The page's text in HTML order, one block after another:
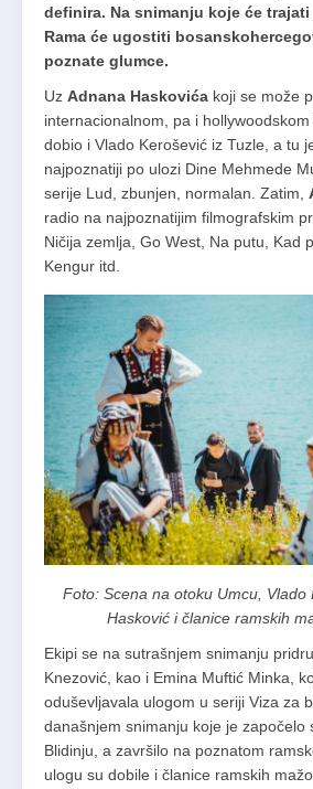
definira. Na snimanju koje će
Rama će ugostiti
poznate glumce.
Uz Adnana Haskovića koji se može
internacionalnom, pa i
dobio i Vlado Kerošević iz Tuzle, a tu
najpoznatiji po ulozi Dine Mehmede
serije Lud, zbunjen, normalan. Zatim,
radio na najpoznatijim filmografskim
Ničija zemlja, Go West, Na putu, Kad
Kengur itd.
Foto: Scena na otoku Umcu, Vlado
Hasković i članice ramskih
Ekipi se na sutrašnjem snimanju
Knezović, kao i Emina Muftić Minka,
oduševljavala ulogom u seriji Viza za
današnjem snimanju koje je započelo
Blidinju, a završilo na poznatom
ulogu su dobile i članice ramskih